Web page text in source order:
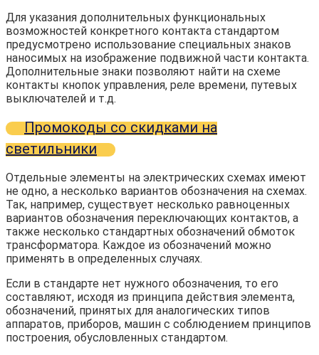
Для указания дополнительных функциональных
возможностей конкретного контакта стандартом
предусмотрено использование специальных знаков
наносимых на изображение подвижной части контакта.
Дополнительные знаки позволяют найти на схеме
контакты кнопок управления, реле времени, путевых
выключателей и т.д.
Промокоды со скидками на
светильники
Отдельные элементы на электрических схемах имеют
не одно, а несколько вариантов обозначения на схемах.
Так, например, существует несколько равноценных
вариантов обозначения переключающих контактов, а
также несколько стандартных обозначений обмоток
трансформатора. Каждое из обозначений можно
применять в определенных случаях.
Если в стандарте нет нужного обозначения, то его
составляют, исходя из принципа действия элемента,
обозначений, принятых для аналогических типов
аппаратов, приборов, машин с соблюдением принципов
построения, обусловленных стандартом.